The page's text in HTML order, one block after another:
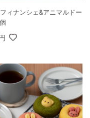
ィナンシェ&アニマルドー